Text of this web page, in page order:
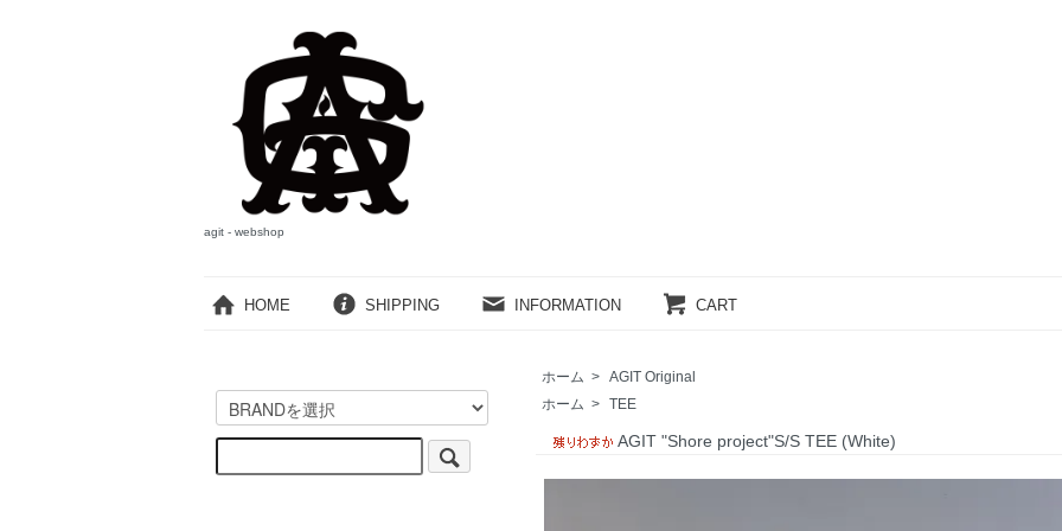
agit - webshop
HOME SHIPPING INFORMATION CART
ホーム > AGIT Original
ホーム > TEE
AGIT "Shore project"S/S TEE (White)